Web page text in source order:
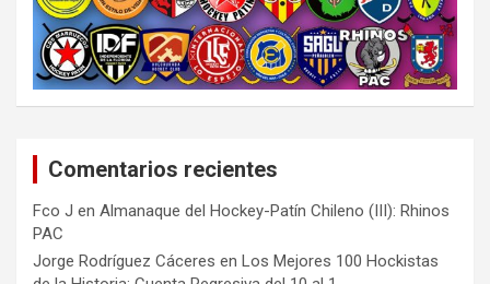
Comentarios recientes
Fco J en Almanaque del Hockey-Patín Chileno (III): Rhinos
PAC
Jorge Rodríguez Cáceres en Los Mejores 100 Hockistas